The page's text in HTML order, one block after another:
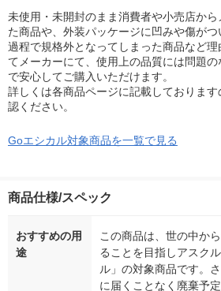
未使用・未開封のまま消費者や小売店か
た商品や、外装パッケージに凹みや傷が
過程で規格外となってしまった商品など
てメーカーにて、使用上の品質には問題
で安心してご購入いただけます。
詳しくは各商品ページに記載しておりま
認ください。
Goエシカル対象商品を一覧で見る
商品仕様/スペック
おすすめの用
途
この商品は、世の中か
ることを目指しアスク
ル」の対象商品です。
に届くことなく廃棄予